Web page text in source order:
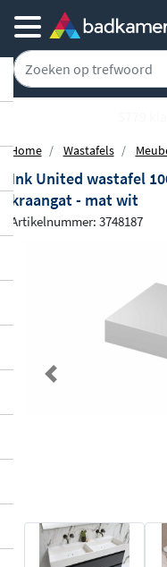
Home Wastafels
Ink United wastafel
kraangat - mat wit
Artikelnummer: 3748187
Previous